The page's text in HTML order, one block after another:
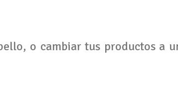
o cambiar tus productos a